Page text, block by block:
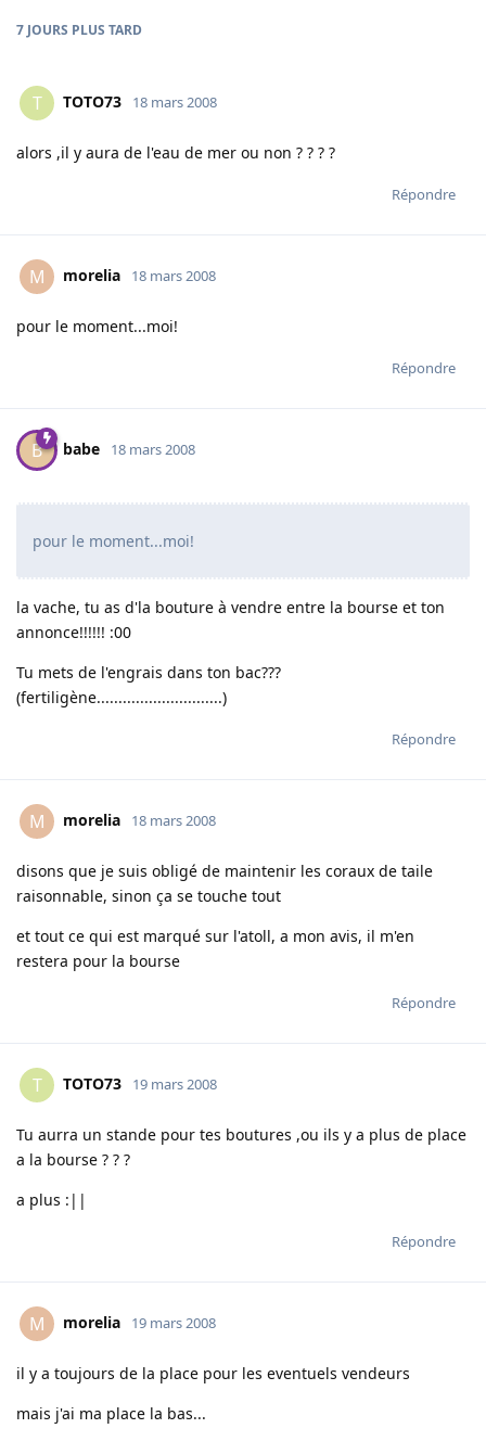
7 JOURS PLUS TARD
T TOTO73 18 mars 2008
alors ,il y aura de l'eau de mer ou non ? ? ? ?
Répondre
M morelia 18 mars 2008
pour le moment...moi!
Répondre
B babe 18 mars 2008
pour le moment...moi!
la vache, tu as d'la bouture à vendre entre la bourse et ton
annonce!!!!!! :00
Tu mets de l'engrais dans ton bac???
(fertiligène.............................)
Répondre
M morelia 18 mars 2008
disons que je suis obligé de maintenir les coraux de taile
raisonnable, sinon ça se touche tout
et tout ce qui est marqué sur l'atoll, a mon avis, il m'en
restera pour la bourse
Répondre
T TOTO73 19 mars 2008
Tu aurra un stande pour tes boutures ,ou ils y a plus de place
a la bourse ? ? ?
a plus :||
Répondre
M morelia 19 mars 2008
il y a toujours de la place pour les eventuels vendeurs
mais j'ai ma place la bas...